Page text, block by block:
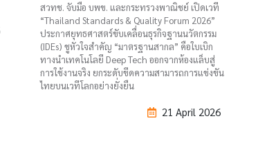
สวทช. จับมือ บพข. และกระทรวงพาณิชย์ เปิดเวที
“Thailand Standards & Quality Forum 2026”
ประกาศยุทธศาสตร์ขับเคลื่อนธุรกิจฐานนวัตกรรม
(IDEs) ชูหัวใจสำคัญ “มาตรฐานสากล” คือใบเบิก
ทางนำเทคโนโลยี Deep Tech ออกจากห้องแล็บสู่
การใช้งานจริง ยกระดับขีดความสามารถการแข่งขัน
ไทยบนเวทีโลกอย่างยั่งยืน
21 April 2026